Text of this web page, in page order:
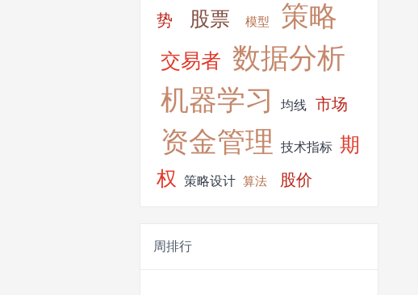
势 股票 模型 策略
交易者 数据分析
机器学习
均线 市场
资金管理 技术指标 期
权
策略设计 算法 股价
周排行